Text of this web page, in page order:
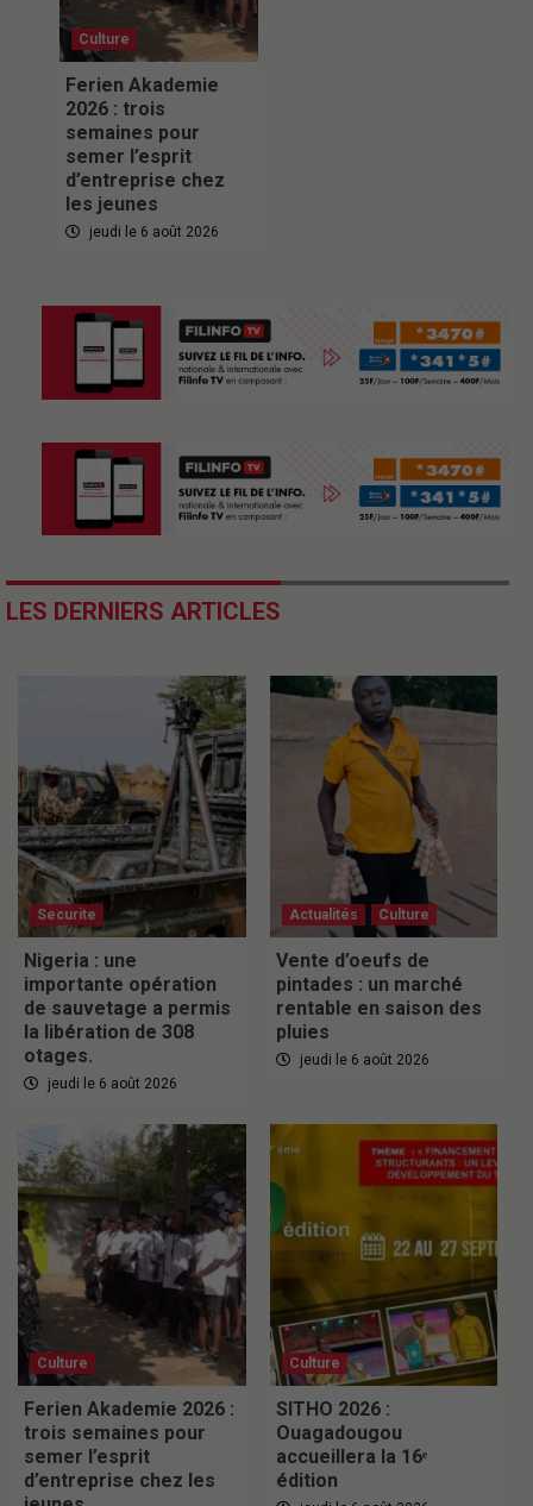
Culture
Ferien Akademie
2026 : trois
semaines pour
semer l’esprit
d’entreprise chez
les jeunes
jeudi le 6 août 2026
LES DERNIERS ARTICLES
Securite
Nigeria : une
importante opération
de sauvetage a permis
la libération de 308
otages.
jeudi le 6 août 2026
Actualités Culture
Vente d’oeufs de
pintades : un marché
rentable en saison des
pluies
jeudi le 6 août 2026
Culture
Ferien Akademie 2026 :
trois semaines pour
semer l’esprit
d’entreprise chez les
Culture
SITHO 2026 :
Ouagadougou
accueillera la 16ᵉ
édition